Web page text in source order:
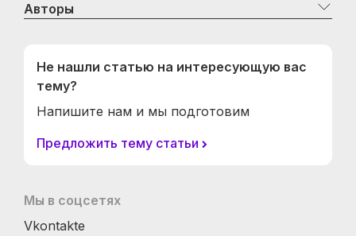
Авторы
Не нашли статью на интересующую вас
тему?
Напишите нам и мы подготовим
Предложить тему статьи
Мы в соцсетях
Vkontakte